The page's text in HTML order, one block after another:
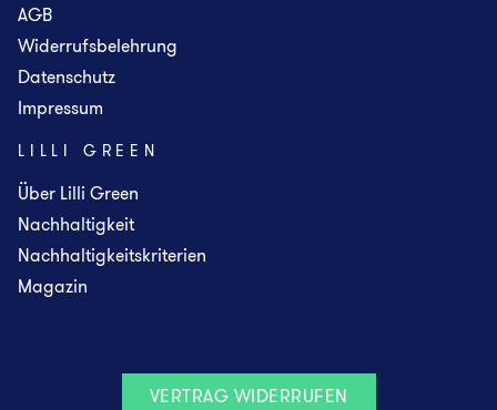
AGB
Widerrufsbelehrung
Datenschutz
Impressum
LILLI GREEN
Über Lilli Green
Nachhaltigkeit
Nachhaltigkeitskriterien
Magazin
VERTRAG WIDERRUFEN